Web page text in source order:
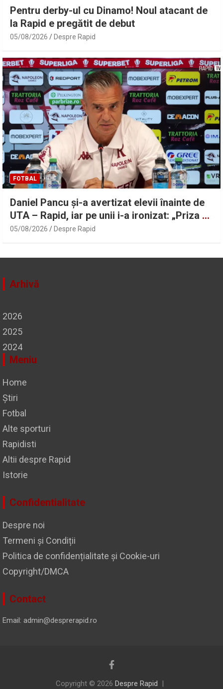
Pentru derby-ul cu Dinamo! Noul atacant de
la Rapid e pregătit de debut
05/08/2026 Despre Rapid
FOTBAL
Daniel Pancu și-a avertizat elevii înainte de
UTA – Rapid, iar pe unii i-a ironizat: „Priza nu
a avut curent” | Sport.ro
05/08/2026 Despre Rapid
Arhivă
2026
2025
2024
Meniu
Home
Știri
Fotbal
Alte sporturi
Rapidisti
Altii despre Rapid
Istorie
Confidentialitate
Despre noi
Termeni și Condiții
Politica de confidențialitate și Cookie-uri
Copyright/DMCA
Contact
Email: admin@desprerapid.ro
Copyright © 2026 Despre Rapid